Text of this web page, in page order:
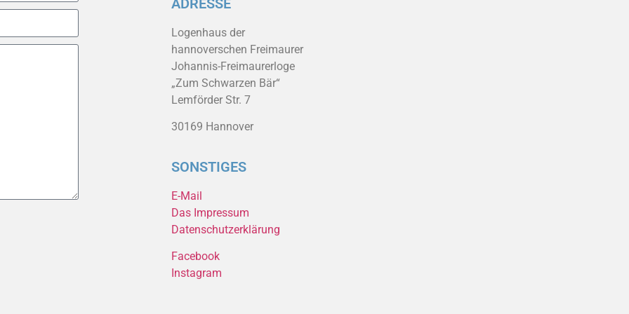
ADRESSE
Logenhaus der
hannoverschen Freimaurer
Johannis-Freimaurerloge
„Zum Schwarzen Bär“
Lemförder Str. 7
30169 Hannover
SONSTIGES
E-Mail
Das Impressum
Datenschutzerklärung
Facebook
Instagram